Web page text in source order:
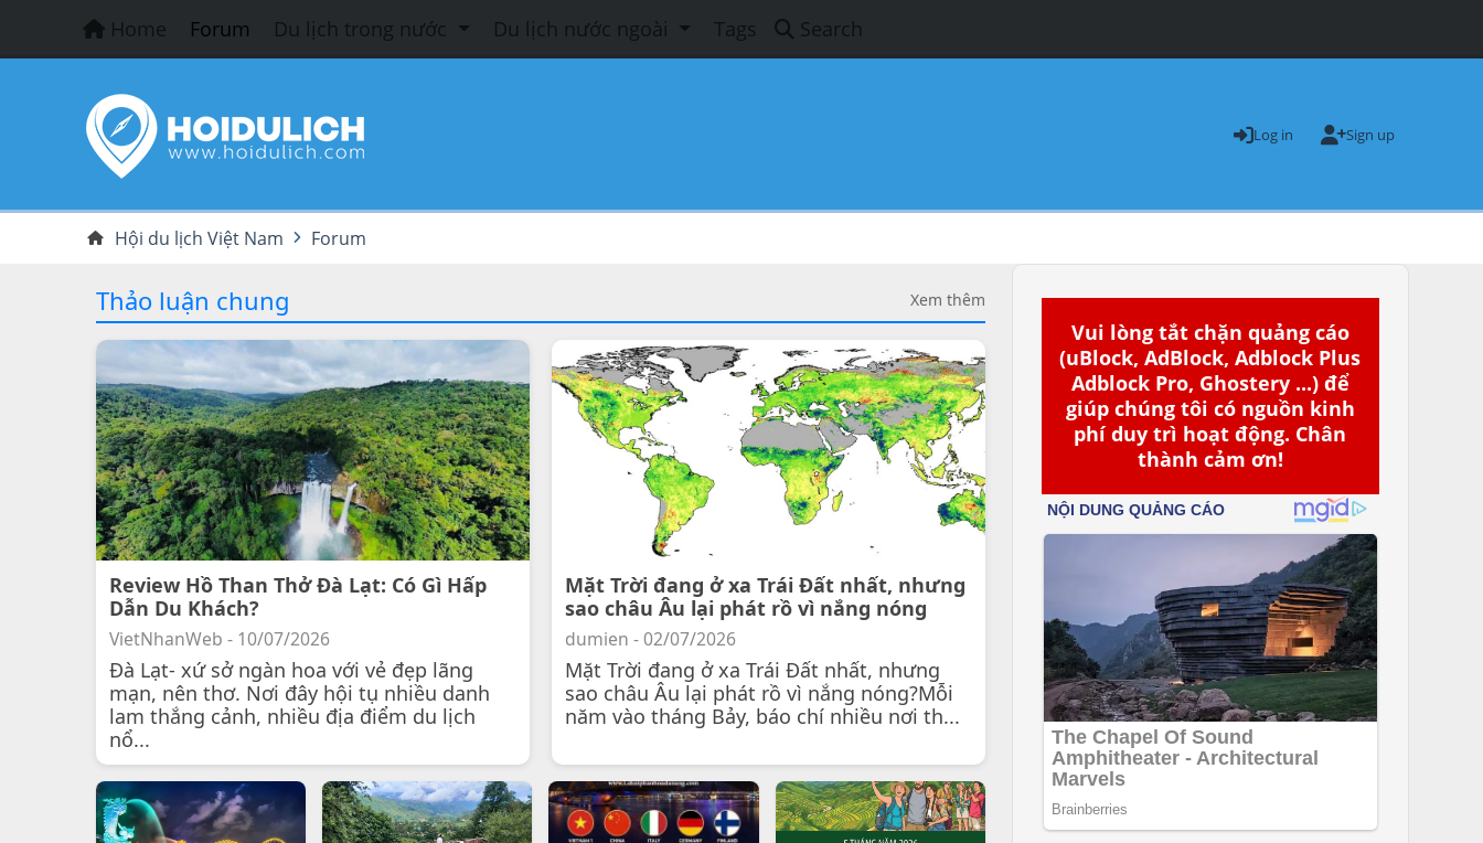
Home Forum Du lịch trong nước Du lịch nước ngoài Tags Search
Log in Sign up
Hội du lịch Việt Nam Forum
Vui lòng tắt chặn quảng cáo
(uBlock, AdBlock, Adblock Plus
Adblock Pro, Ghostery ...) để
giúp chúng tôi có nguồn kinh
phí duy trì hoạt động. Chân
thành cảm ơn!
Thảo luận chung Xem thêm
Review Hồ Than Thở Đà Lạt: Có Gì Hấp
Dẫn Du Khách?
VietNhanWeb - 10/07/2026
Đà Lạt- xứ sở ngàn hoa với vẻ đẹp lãng
mạn, nên thơ. Nơi đây hội tụ nhiều danh
lam thắng cảnh, nhiều địa điểm du lịch
nổ...
Mặt Trời đang ở xa Trái Đất nhất, nhưng
sao châu Âu lại phát rồ vì nắng nóng
dumien - 02/07/2026
Mặt Trời đang ở xa Trái Đất nhất, nhưng
sao châu Âu lại phát rồ vì nắng nóng?Mỗi
năm vào tháng Bảy, báo chí nhiều nơi th...